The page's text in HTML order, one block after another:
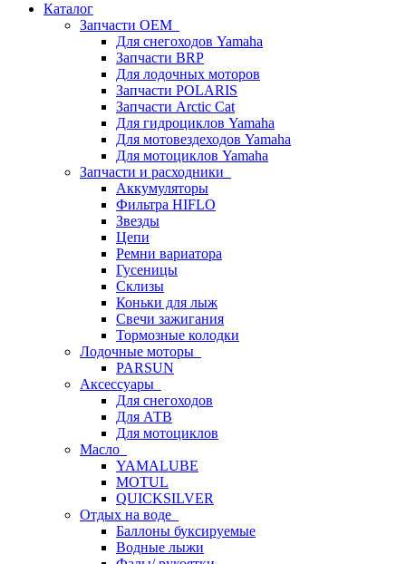
Каталог
Запчасти OEM
Для снегоходов Yamaha
Запчасти BRP
Для лодочных моторов
Запчасти POLARIS
Запчасти Arctic Cat
Для гидроциклов Yamaha
Для мотовездеходов Yamaha
Для мотоциклов Yamaha
Запчасти и расходники
Аккумуляторы
Фильтра HIFLO
Звезды
Цепи
Ремни вариатора
Гусеницы
Склизы
Коньки для лыж
Свечи зажигания
Тормозные колодки
Лодочные моторы
PARSUN
Аксессуары
Для снегоходов
Для АТВ
Для мотоциклов
Масло
YAMALUBE
MOTUL
QUICKSILVER
Отдых на воде
Баллоны буксируемые
Водные лыжи